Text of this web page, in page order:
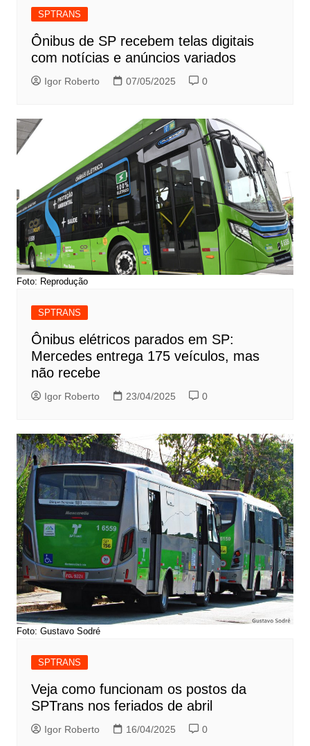
SPTRANS
Ônibus de SP recebem telas digitais
com notícias e anúncios variados
Igor Roberto 07/05/2025 0
Foto: Reprodução
SPTRANS
Ônibus elétricos parados em SP:
Mercedes entrega 175 veículos, mas
não recebe
Igor Roberto 23/04/2025 0
Foto: Gustavo Sodré
SPTRANS
Veja como funcionam os postos da
SPTrans nos feriados de abril
Igor Roberto 16/04/2025 0